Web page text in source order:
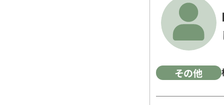
その他